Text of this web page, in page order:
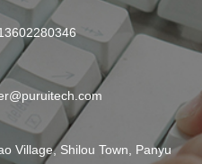
Village, Shilou Town, Panyu